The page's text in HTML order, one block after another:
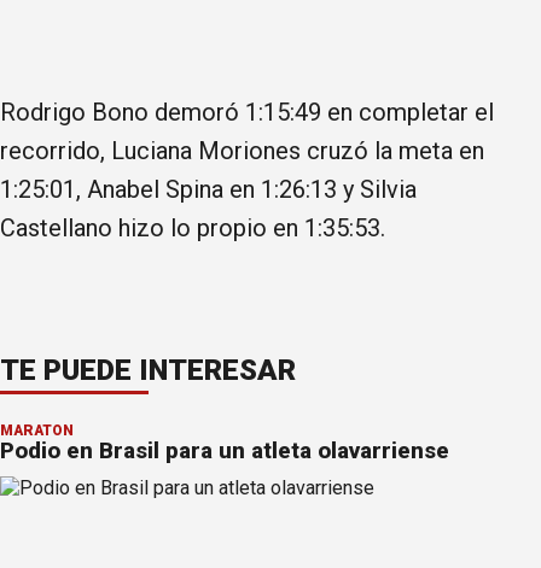
Rodrigo Bono demoró 1:15:49 en completar el
recorrido, Luciana Moriones cruzó la meta en
1:25:01, Anabel Spina en 1:26:13 y Silvia
Castellano hizo lo propio en 1:35:53.
TE PUEDE INTERESAR
MARATÓN
Podio en Brasil para un atleta olavarriense